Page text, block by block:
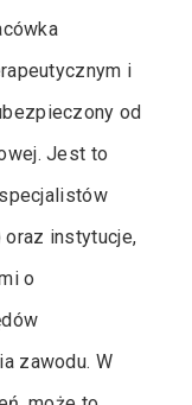
i
od
Jest to
oraz instytucje,
o
zawodu. W